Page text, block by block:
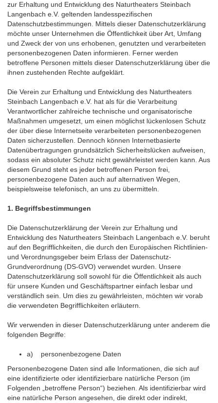
zur Erhaltung und Entwicklung des Naturtheaters Steinbach
Langenbach e.V. geltenden landesspezifischen
Datenschutzbestimmungen. Mittels dieser Datenschutzerklärung
möchte unser Unternehmen die Öffentlichkeit über Art, Umfang
und Zweck der von uns erhobenen, genutzten und verarbeiteten
personenbezogenen Daten informieren. Ferner werden
betroffene Personen mittels dieser Datenschutzerklärung über die
ihnen zustehenden Rechte aufgeklärt.
Die Verein zur Erhaltung und Entwicklung des Naturtheaters
Steinbach Langenbach e.V. hat als für die Verarbeitung
Verantwortlicher zahlreiche technische und organisatorische
Maßnahmen umgesetzt, um einen möglichst lückenlosen Schutz
der über diese Internetseite verarbeiteten personenbezogenen
Daten sicherzustellen. Dennoch können Internetbasierte
Datenübertragungen grundsätzlich Sicherheitslücken aufweisen,
sodass ein absoluter Schutz nicht gewährleistet werden kann. Aus
diesem Grund steht es jeder betroffenen Person frei,
personenbezogene Daten auch auf alternativen Wegen,
beispielsweise telefonisch, an uns zu übermitteln.
1. Begriffsbestimmungen
Die Datenschutzerklärung der Verein zur Erhaltung und
Entwicklung des Naturtheaters Steinbach Langenbach e.V. beruht
auf den Begrifflichkeiten, die durch den Europäischen Richtlinien-
und Verordnungsgeber beim Erlass der Datenschutz-
Grundverordnung (DS-GVO) verwendet wurden. Unsere
Datenschutzerklärung soll sowohl für die Öffentlichkeit als auch
für unsere Kunden und Geschäftspartner einfach lesbar und
verständlich sein. Um dies zu gewährleisten, möchten wir vorab
die verwendeten Begrifflichkeiten erläutern.
Wir verwenden in dieser Datenschutzerklärung unter anderem die
folgenden Begriffe:
a) personenbezogene Daten
Personenbezogene Daten sind alle Informationen, die sich auf
eine identifizierte oder identifizierbare natürliche Person (im
Folgenden „betroffene Person“) beziehen. Als identifizierbar wird
eine natürliche Person angesehen, die direkt oder indirekt,